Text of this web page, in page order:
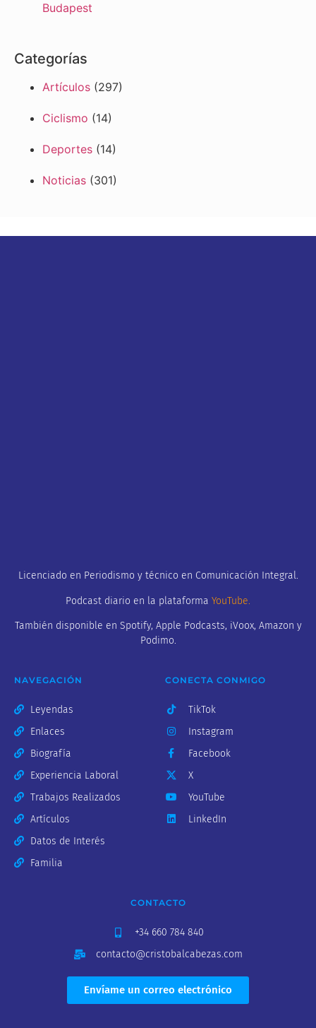
Budapest
Categorías
Artículos (297)
Ciclismo (14)
Deportes (14)
Noticias (301)
Licenciado en Periodismo y técnico en Comunicación Integral.
Podcast diario en la plataforma YouTube.
También disponible en Spotify, Apple Podcasts, iVoox, Amazon y
Podimo.
NAVEGACIÓN
Leyendas
Enlaces
Biografía
Experiencia Laboral
Trabajos Realizados
Artículos
Datos de Interés
Familia
CONECTA CONMIGO
TikTok
Instagram
Facebook
X
YouTube
LinkedIn
CONTACTO
+34 660 784 840
contacto@cristobalcabezas.com
Envíame un correo electrónico